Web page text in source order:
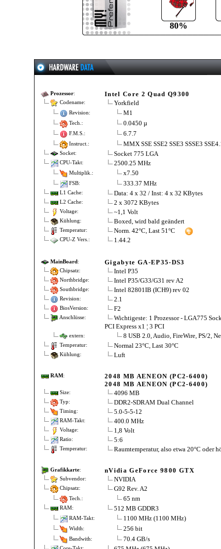
80%
Prozessor: Intel Core 2 Quad Q9300
Codename: Yorkfield
Revision: M1
Tech.: 0.0450 µ
F.M.S.: 6.7.7
Instruct.: MMX SSE SSE2 SSE3 SSSE3
Socket: Socket 775 LGA
CPU-Takt: 2500.25 MHz
Multiplik.: x7.50
FSB: 333.37 MHz
L1 Cache: Data: 4 x 32 / Inst: 4 x 32 KBytes
L2 Cache: 2 x 3072 KBytes
Voltage: ~1,1 Volt
Kühlung: Boxed, wird bald geändert
Temperatur: Norm. 42°C, Last 51°C
CPU-Z Vers.: 1.44.2
MainBoard: Gigabyte GA-EP35-DS3
Chipsatz: Intel P35
Northbridge: Intel P35/G33/G31 rev A2
Southbridge: Intel 82801IB (ICH9) rev 02
Revision: 2.1
BiosVersion: F2
Anschlüsse:
Wichtigeste: 1 Prozessor - LGA775
PCI Express x1 ¦ 3 PCI
extern: 8 USB 2.0, Audio, FireWire, PS/2,
Temperatur: Normal 23°C, Last 30°C
Kühlung: Luft
RAM:
2048 MB AENEON (PC2-6400)
2048 MB AENEON (PC2-6400)
Size: 4096 MB
Typ: DDR2-SDRAM Dual Channel
Timing: 5.0-5-5-12
RAM-Takt: 400.0 MHz
Voltage: 1,8 Volt
Ratio: 5:6
Temperatur: Raumtemperatur, also etwa 20°C oder
Grafikkarte: nVidia GeForce 9800 GTX
Subvendor: NVIDIA
Chipsatz: G92 Rev. A2
Tech.: 65 nm
RAM: 512 MB GDDR3
RAM-Takt: 1100 MHz (1100 MHz)
Width: 256 bit
Bandwith: 70.4 GB/s